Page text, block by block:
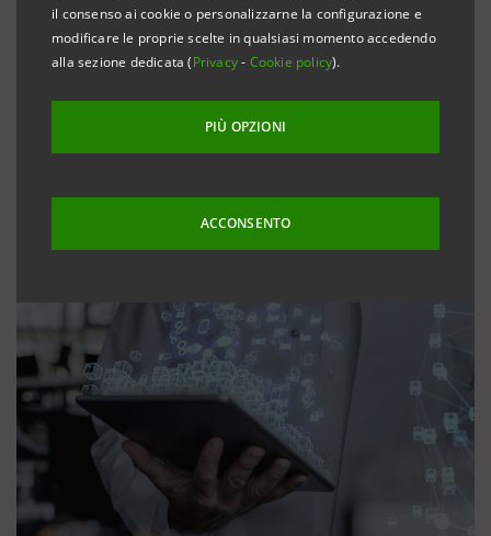
il consenso ai cookie o personalizzarne la configurazione e
modificare le proprie scelte in qualsiasi momento accedendo
alla sezione dedicata (Privacy- Cookie policy).
PIÙ OPZIONI
ACCONSENTO